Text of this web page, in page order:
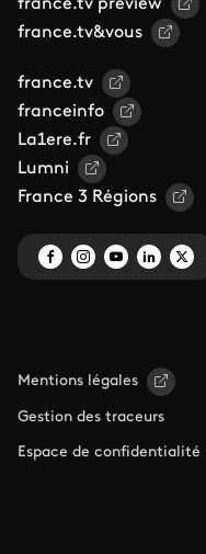
france.tv preview
france.tv&vous
france.tv
franceinfo
La1ere.fr
Lumni
France 3 Régions
Mentions légales
Gestion des traceurs
Espace de confidentialité